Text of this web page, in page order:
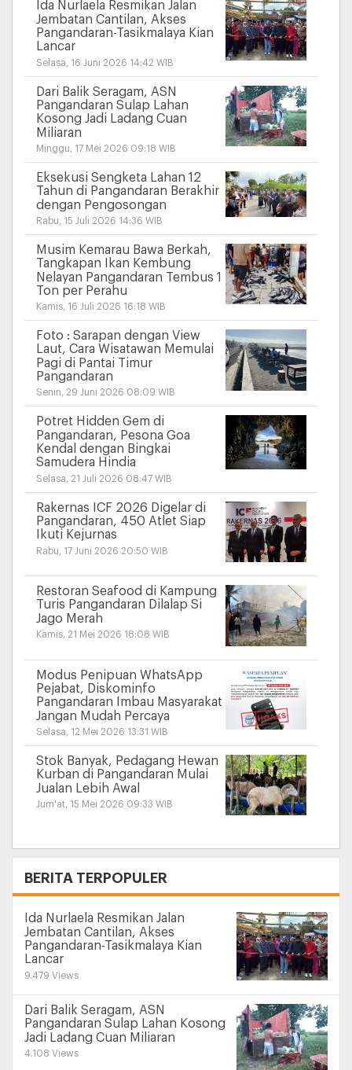
Ida Nurlaela Resmikan Jalan
Jembatan Cantilan, Akses
Pangandaran-Tasikmalaya Kian
Lancar
Selasa, 16 Juni 2026 14:42 WIB
Dari Balik Seragam, ASN
Pangandaran Sulap Lahan
Kosong Jadi Ladang Cuan
Miliaran
Minggu, 17 Mei 2026 09:18 WIB
Eksekusi Sengketa Lahan 12
Tahun di Pangandaran Berakhir
dengan Pengosongan
Rabu, 15 Juli 2026 14:36 WIB
Musim Kemarau Bawa Berkah,
Tangkapan Ikan Kembung
Nelayan Pangandaran Tembus 1
Ton per Perahu
Kamis, 16 Juli 2026 16:18 WIB
Foto : Sarapan dengan View
Laut, Cara Wisatawan Memulai
Pagi di Pantai Timur
Pangandaran
Senin, 29 Juni 2026 08:09 WIB
Potret Hidden Gem di
Pangandaran, Pesona Goa
Kendal dengan Bingkai
Samudera Hindia
Selasa, 21 Juli 2026 08:47 WIB
Rakernas ICF 2026 Digelar di
Pangandaran, 450 Atlet Siap
Ikuti Kejurnas
Rabu, 17 Juni 2026 20:50 WIB
Restoran Seafood di Kampung
Turis Pangandaran Dilalap Si
Jago Merah
Kamis, 21 Mei 2026 18:08 WIB
Modus Penipuan WhatsApp
Pejabat, Diskominfo
Pangandaran Imbau Masyarakat
Jangan Mudah Percaya
Selasa, 12 Mei 2026 13:31 WIB
Stok Banyak, Pedagang Hewan
Kurban di Pangandaran Mulai
Jualan Lebih Awal
Jum'at, 15 Mei 2026 09:33 WIB
BERITA TERPOPULER
Ida Nurlaela Resmikan Jalan
Jembatan Cantilan, Akses
Pangandaran-Tasikmalaya Kian
Lancar
9.479 Views
Dari Balik Seragam, ASN
Pangandaran Sulap Lahan Kosong
Jadi Ladang Cuan Miliaran
4.108 Views